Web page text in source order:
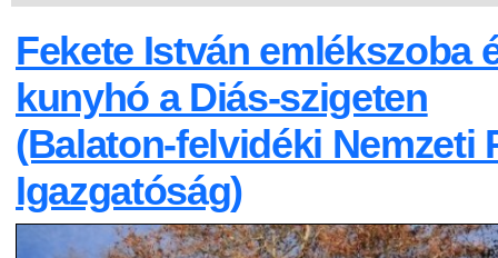
Fekete István emlékszoba
kunyhó a Diás-szigeten
(Balaton-felvidéki Nemzeti
Igazgatóság)